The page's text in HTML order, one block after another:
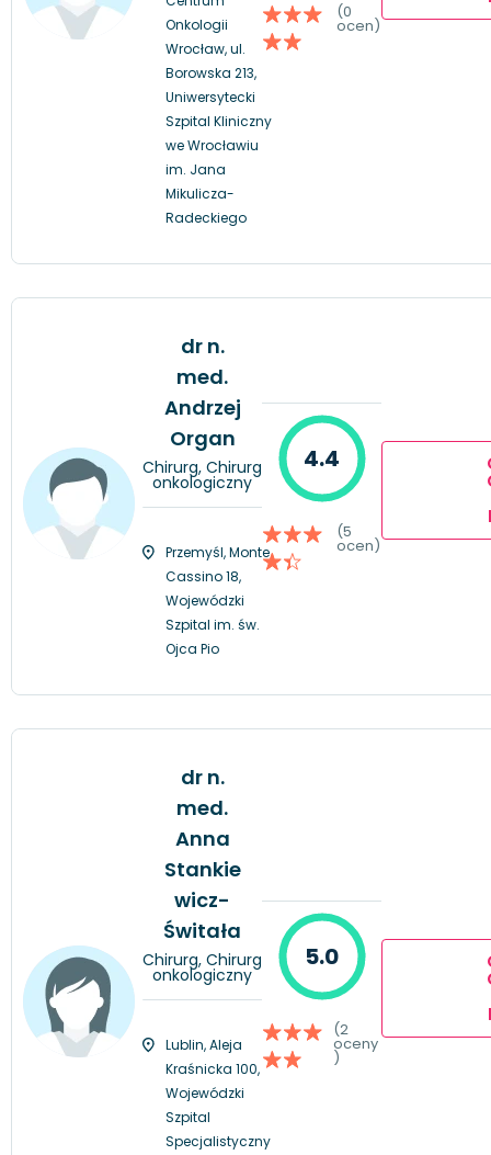
Onkologii
Wrocław, ul.
Borowska 213,
Uniwersytecki
Szpital Kliniczny
we Wrocławiu
im. Jana
Mikulicza-
Radeckiego
(0
ocen)
dr n.
med.
Andrzej
Organ
Chirurg, Chirurg
onkologiczny
Przemyśl, Monte
Cassino 18,
Wojewódzki
Szpital im. św.
Ojca Pio
4.4
(5
ocen)
dr n.
med.
Anna
Stankie
wicz-
Świtała
Chirurg, Chirurg
onkologiczny
Lublin, Aleja
Kraśnicka 100,
Wojewódzki
Szpital
Specjalistyczny
5.0
(2
oceny
)